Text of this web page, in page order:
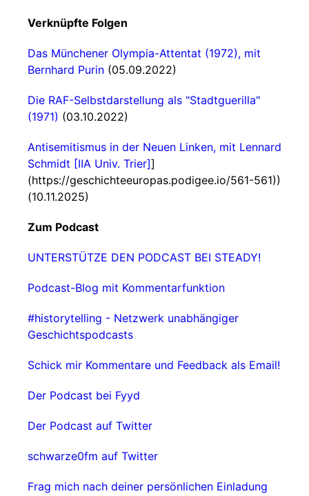
Verknüpfte Folgen
Das Münchener Olympia-Attentat (1972), mit
Bernhard Purin (05.09.2022)
Die RAF-Selbstdarstellung als "Stadtguerilla"
(1971) (03.10.2022)
Antisemitismus in der Neuen Linken, mit Lennard
Schmidt [IIA Univ. Trier]]
(https://geschichteeuropas.podigee.io/561-561))
(10.11.2025)
Zum Podcast
UNTERSTÜTZE DEN PODCAST BEI STEADY!
Podcast-Blog mit Kommentarfunktion
#historytelling - Netzwerk unabhängiger
Geschichtspodcasts
Schick mir Kommentare und Feedback als Email!
Der Podcast bei Fyyd
Der Podcast auf Twitter
schwarze0fm auf Twitter
Frag mich nach deiner persönlichen Einladung